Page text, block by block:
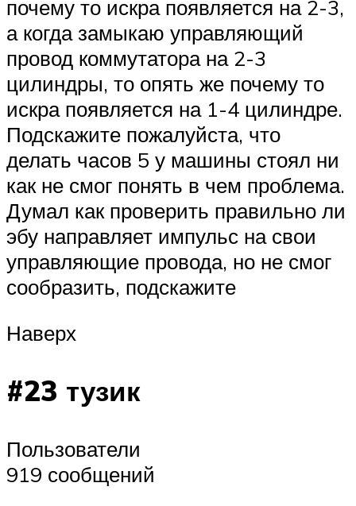
почему то искра появляется на 2-3,
а когда замыкаю управляющий
провод коммутатора на 2-3
цилиндры, то опять же почему то
искра появляется на 1-4 цилиндре.
Подскажите пожалуйста, что
делать часов 5 у машины стоял ни
как не смог понять в чем проблема.
Думал как проверить правильно ли
эбу направляет импульс на свои
управляющие провода, но не смог
сообразить, подскажите
Наверх
#23 тузик
Пользователи
919 сообщений